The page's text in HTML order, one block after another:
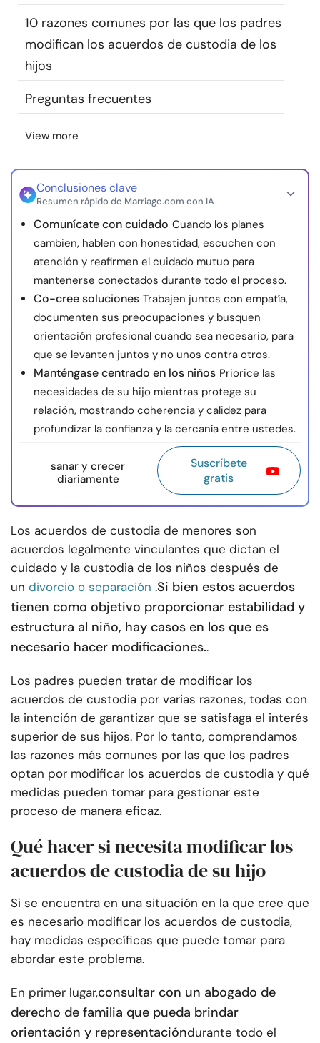
nosotros
10 razones comunes por las que los padres
modifican los acuerdos de custodia de los
hijos
Preguntas frecuentes
View more
Conclusiones clave
Resumen rápido de Marriage.com con IA
Comunícate con cuidado Cuando los planes
cambien, hablen con honestidad, escuchen con
atención y reafirmen el cuidado mutuo para
mantenerse conectados durante todo el proceso.
Co-cree soluciones Trabajen juntos con empatía,
documenten sus preocupaciones y busquen
orientación profesional cuando sea necesario, para
que se levanten juntos y no unos contra otros.
Manténgase centrado en los niños Priorice las
necesidades de su hijo mientras protege su
relación, mostrando coherencia y calidez para
profundizar la confianza y la cercanía entre ustedes.
sanar y crecer
diariamente
Suscríbete
gratis
Los acuerdos de custodia de menores son
acuerdos legalmente vinculantes que dictan el
cuidado y la custodia de los niños después de
un divorcio o separación .Si bien estos acuerdos
tienen como objetivo proporcionar estabilidad y
estructura al niño, hay casos en los que es
necesario hacer modificaciones..
Los padres pueden tratar de modificar los
acuerdos de custodia por varias razones, todas con
la intención de garantizar que se satisfaga el interés
superior de sus hijos. Por lo tanto, comprendamos
las razones más comunes por las que los padres
optan por modificar los acuerdos de custodia y qué
medidas pueden tomar para gestionar este
proceso de manera eficaz.
Qué hacer si necesita modificar los
acuerdos de custodia de su hijo
Si se encuentra en una situación en la que cree que
es necesario modificar los acuerdos de custodia,
hay medidas específicas que puede tomar para
abordar este problema.
En primer lugar,consultar con un abogado de
derecho de familia que pueda brindar
orientación y representacióndurante todo el